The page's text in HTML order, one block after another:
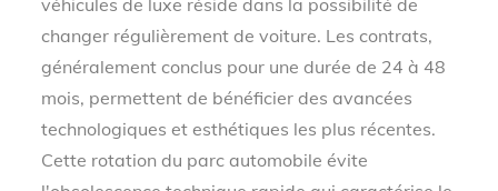
changer régulièrement de voiture. Les contrats,
généralement conclus pour une durée de 24 à 48
mois, permettent de bénéficier des avancées
technologiques et esthétiques les plus récentes.
Cette rotation du parc automobile évite